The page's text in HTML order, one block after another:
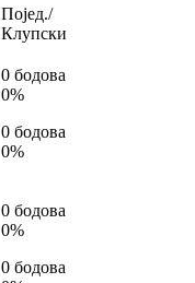
Појед./
Клупски
0 бодова
0%
0 бодова
0%
0 бодова
0%
0 бодова